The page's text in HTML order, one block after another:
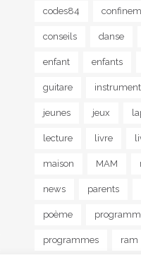
codes84
conseils danse
enfant enfants
guitare instrument
jeunes jeux
lecture livre
maison MAM
news parents
poème
programmes ram